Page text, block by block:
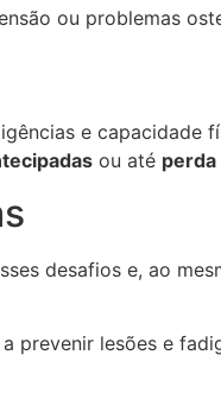
ou problemas
e capacidade
ou até
desafios e, ao
prevenir lesões e